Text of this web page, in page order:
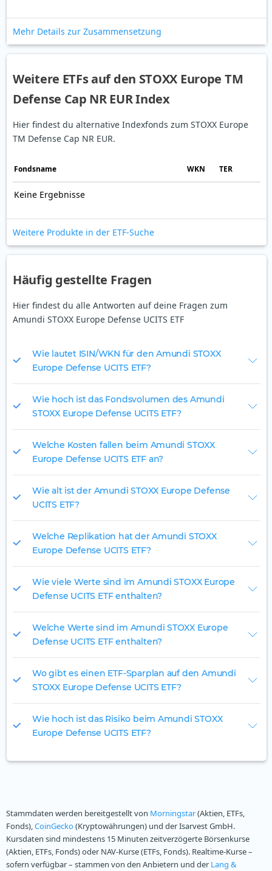
Mehr Details zur Zusammensetzung
Weitere ETFs auf den STOXX Europe TM
Defense Cap NR EUR Index
Hier findest du alternative Indexfonds zum STOXX Europe
TM Defense Cap NR EUR.
Fonds­name WKN TER
Keine Ergebnisse
Weitere Produkte in der ETF-Suche
Häufig gestellte Fragen
Hier findest du alle Antworten auf deine Fragen zum
Amundi STOXX Europe Defense UCITS ETF
Wie lautet ISIN/WKN für den Amundi STOXX
Europe Defense UCITS ETF?
Wie hoch ist das Fondsvolumen des Amundi
STOXX Europe Defense UCITS ETF?
Welche Kosten fallen beim Amundi STOXX
Europe Defense UCITS ETF an?
Wie alt ist der Amundi STOXX Europe Defense
UCITS ETF?
Welche Replikation hat der Amundi STOXX
Europe Defense UCITS ETF?
Wie viele Werte sind im Amundi STOXX Europe
Defense UCITS ETF enthalten?
Welche Werte sind im Amundi STOXX Europe
Defense UCITS ETF enthalten?
Wo gibt es einen ETF-Sparplan auf den Amundi
STOXX Europe Defense UCITS ETF?
Wie hoch ist das Risiko beim Amundi STOXX
Europe Defense UCITS ETF?
Stammdaten werden bereitgestellt von Morningstar(Aktien, ETFs,
Fonds),CoinGecko(Kryptowährungen) und der Isarvest GmbH.
Kursdaten sind mindestens 15 Minuten zeitverzögerte Börsenkurse
(Aktien, ETFs, Fonds) oder NAV-Kurse (ETFs, Fonds). Realtime-Kurse –
sofern verfügbar – stammen von den Anbietern und der Lang &